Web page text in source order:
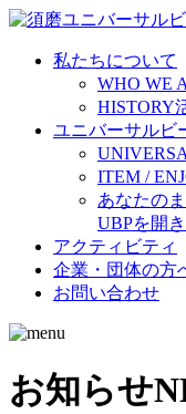
私たちについて
WHO WE
HISTORY
ユニバーサルビ
ITEM /
あなたの
UBPを開
アクティビティ
企業・団体の方
お問い合わせ
お知らせ